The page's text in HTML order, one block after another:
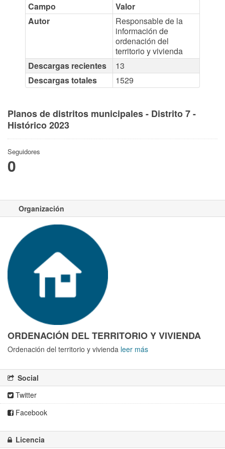
Campo
Valor
Autor
Responsable de la
información de
ordenación del
territorio y vivienda
Descargas recientes
13
Descargas totales
1529
Planos de distritos municipales - Distrito 7 -
Histórico 2023
Seguidores
0
Organización
ORDENACIÓN DEL TERRITORIO Y VIVIENDA
Ordenación del territorio y vivienda leer más
Social
Twitter
Facebook
Licencia